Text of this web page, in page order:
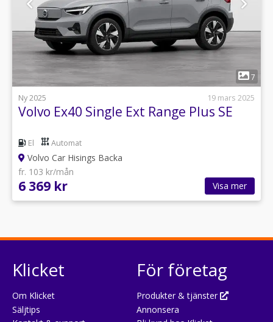
7
Ny 2025
19 mars 2025
Volvo Ex40 Single Ext Range Plus SE
El Automat
Volvo Car Hisings Backa
fr. 103 kr/mån
6 369 kr Visa mer
Klicket
Om Klicket
Säljtips
För företag
Produkter & tjänster
Annonsera